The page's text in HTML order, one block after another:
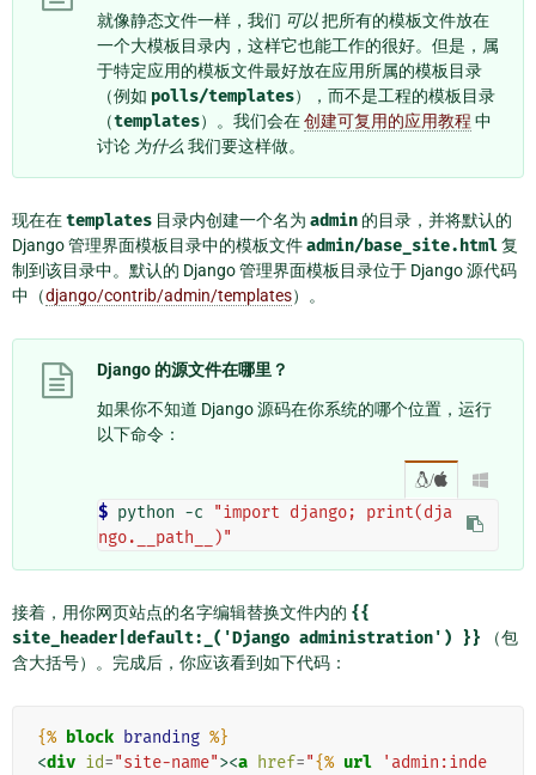
就像静态文件一样，我们 可以把所有的模板文件放在
一个大模板目录内，这样它也能工作的很好。但是，属
于特定应用的模板文件最好放在应用所属的模板目录
（例如 polls/templates），而不是工程的模板目录
（templates）。我们会在创建可复用的应用教程 中
讨论 为什么 我们要这样做。
现在在templates 目录内创建一个名为 admin 的目录，并将默认的
Django 管理界面模板目录中的模板文件admin/base_site.html复
制到该目录中。默认的 Django 管理界面模板目录位于 Django 源代码
中（django/contrib/admin/templates）。
Django 的源文件在哪里？
如果你不知道 Django 源码在你系统的哪个位置，运行
以下命令：
/ 
$ python -c
"import django; print(dja
ngo.__path__)"
接着，用你网页站点的名字编辑替换文件内的 {{
site_header|default:_('Django administration') }} （包
含大括号）。完成后，你应该看到如下代码：
{% block branding %}
<div id="site-name"><a href="{% url
'admin:inde